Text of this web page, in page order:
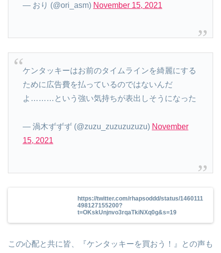
— おり (@ori_asm) November 15, 2021
ケンタッキーはお前のタイムラインを綺麗にする
ために広告費を払っているのではないんだ
よ………という強い気持ちが表出しそうになった
— 渦木ずずず (@zuzu_zuzuzuzuzu) November
15, 2021
https://twitter.com/rhapsoddd/status/1460111
498127155200?
t=OKskUnjnvo3rqaTkiNXq0g&s=19
この心配と共に皆、『ケンタッキーを買おう！』との声も